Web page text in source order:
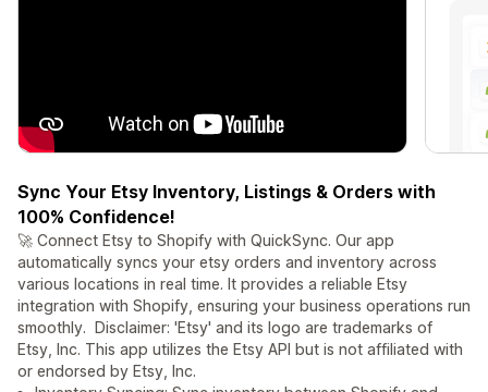
Sync Your Etsy Inventory, Listings & Orders with
100% Confidence!
🚀 Connect Etsy to Shopify with QuickSync. Our app
automatically syncs your etsy orders and inventory across
various locations in real time. It provides a reliable Etsy
integration with Shopify, ensuring your business operations run
smoothly. Disclaimer: 'Etsy' and its logo are trademarks of
Etsy, Inc. This app utilizes the Etsy API but is not affiliated with
or endorsed by Etsy, Inc.